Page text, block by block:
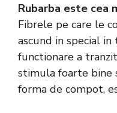
Rubarba este cea
Fibrele pe care le
ascund in special in
functionare a
stimula foarte bine
forma de compot,